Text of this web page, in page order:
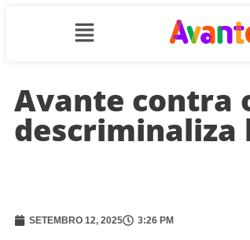
Avante contra
descriminaliza
SETEMBRO 12, 2025 3:26 PM